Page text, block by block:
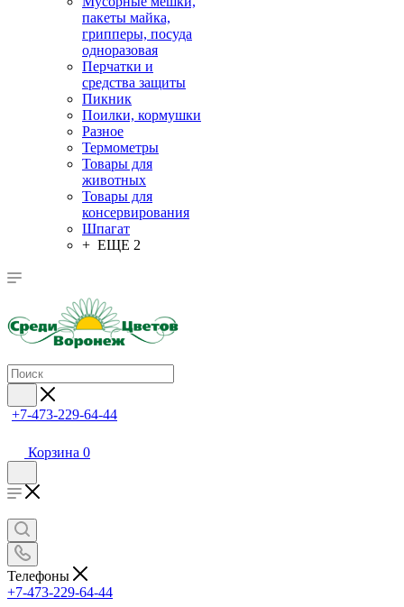
пакеты майка,
грипперы, посуда
одноразовая
Перчатки и
средства защиты
Пикник
Поилки, кормушки
Разное
Термометры
Товары для
животных
Товары для
консервирования
Шпагат
+ ЕЩЕ 2
+7-473-229-64-44
Корзина 0
Телефоны
+7-473-229-64-44